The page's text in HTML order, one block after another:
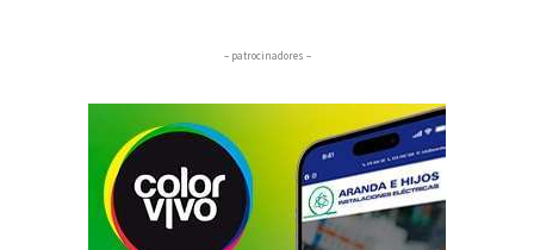
– patrocinadores –